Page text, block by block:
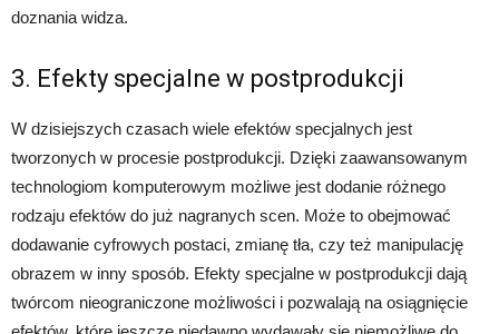
doznania widza.
3. Efekty specjalne w postprodukcji
W dzisiejszych czasach wiele efektów specjalnych jest
tworzonych w procesie postprodukcji. Dzięki zaawansowanym
technologiom komputerowym możliwe jest dodanie różnego
rodzaju efektów do już nagranych scen. Może to obejmować
dodawanie cyfrowych postaci, zmianę tła, czy też manipulację
obrazem w inny sposób. Efekty specjalne w postprodukcji dają
twórcom nieograniczone możliwości i pozwalają na osiągnięcie